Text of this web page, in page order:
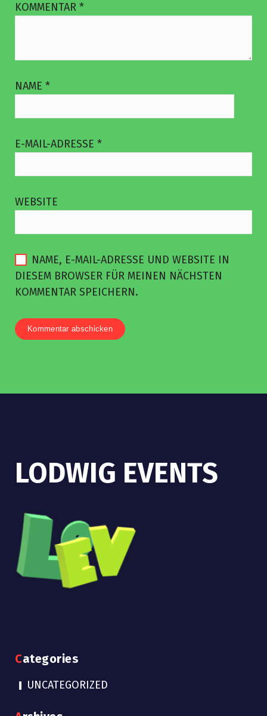
KOMMENTAR *
NAME *
E-MAIL-ADRESSE *
WEBSITE
NAME, E-MAIL-ADRESSE UND WEBSITE IN
DIESEM BROWSER FÜR MEINEN NÄCHSTEN
KOMMENTAR SPEICHERN.
LODWIG EVENTS
Categories
UNCATEGORIZED